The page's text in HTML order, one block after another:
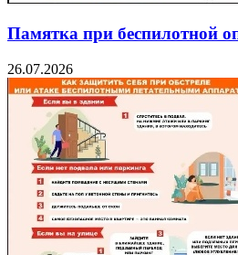
Памятка при беспилотной
26.07.2026